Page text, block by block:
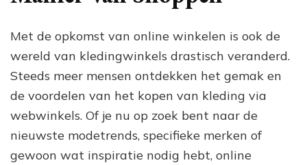
Met de opkomst van online winkelen is ook de
wereld van kledingwinkels drastisch veranderd.
Steeds meer mensen ontdekken het gemak en
de voordelen van het kopen van kleding via
webwinkels. Of je nu op zoek bent naar de
nieuwste modetrends, specifieke merken of
gewoon wat inspiratie nodig hebt, online